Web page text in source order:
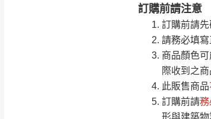
訂購前請注意
訂購前請
請務必填
商品顏色
際收到之
此販售商品
訂購前請務
注意事項
由
認
若商品
接
（